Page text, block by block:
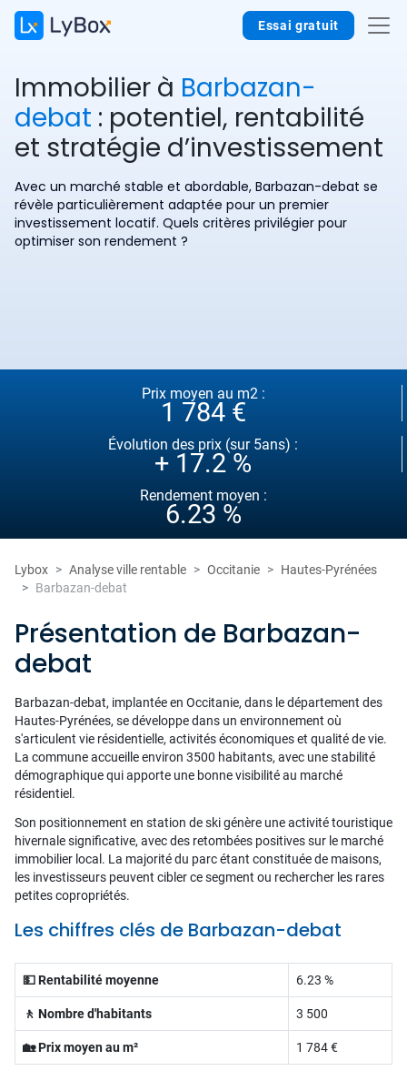
Essai gratuit
Immobilier à Barbazan-
debat : potentiel, rentabilité
et stratégie d’investissement
Avec un marché stable et abordable, Barbazan-debat se
révèle particulièrement adaptée pour un premier
investissement locatif. Quels critères privilégier pour
optimiser son rendement ?
Prix moyen au m2 :
1 784 €
Évolution des prix (sur 5ans) :
+ 17.2 %
Rendement moyen :
6.23 %
Lybox Analyse ville rentable Occitanie
Hautes-Pyrénées
Barbazan-debat
Présentation de Barbazan-
debat
Barbazan-debat, implantée en Occitanie, dans le département des
Hautes-Pyrénées, se développe dans un environnement où
s'articulent vie résidentielle, activités économiques et qualité de vie.
La commune accueille environ 3500 habitants, avec une stabilité
démographique qui apporte une bonne visibilité au marché
résidentiel.
Son positionnement en station de ski génère une activité touristique
hivernale significative, avec des retombées positives sur le marché
immobilier local. La majorité du parc étant constituée de maisons,
les investisseurs peuvent cibler ce segment ou rechercher les rares
petites copropriétés.
Les chiffres clés de Barbazan-debat
💵 Rentabilité moyenne 6.23 %
🚶 Nombre d'habitants 3 500
🏡 Prix moyen au m² 1 784 €